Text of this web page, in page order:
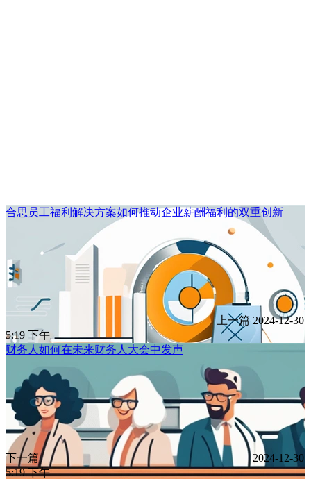
合思员工福利解决方案如何推动企业薪酬福利的双重创新
上一篇 2024-12-30
5:19 下午
财务人如何在未来财务人大会中发声
下一篇
2024-12-30
5:19 下午